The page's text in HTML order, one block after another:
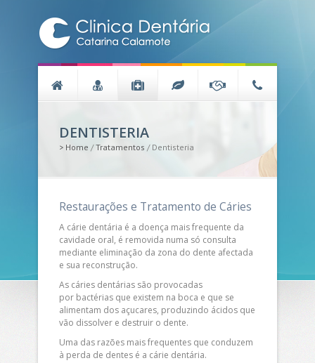
DENTISTERIA
> Home / Tratamentos / Dentisteria
Restaurações e Tratamento de Cáries
A cárie dentária é a doença mais frequente da
cavidade oral, é removida numa só consulta
mediante eliminação da zona do dente afectada
e sua reconstrução.
As cáries dentárias são provocadas
por bactérias que existem na boca e que se
alimentam dos açucares, produzindo ácidos que
vão dissolver e destruir o dente.
Uma das razões mais frequentes que conduzem
à perda de dentes é a cárie dentária.